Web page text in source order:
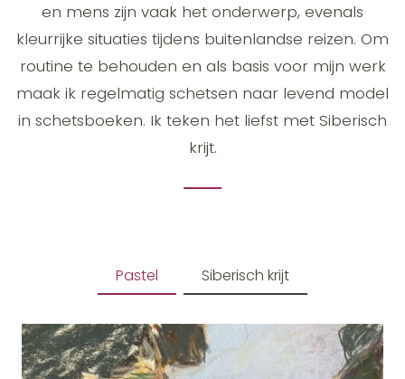
en mens zijn vaak het onderwerp, evenals
kleurrijke situaties tijdens buitenlandse reizen. Om
routine te behouden en als basis voor mijn werk
maak ik regelmatig schetsen naar levend model
in schetsboeken. Ik teken het liefst met Siberisch
krijt.
Pastel Siberisch krijt